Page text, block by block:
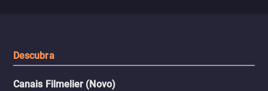
Descubra
Canais Filmelier (Novo)